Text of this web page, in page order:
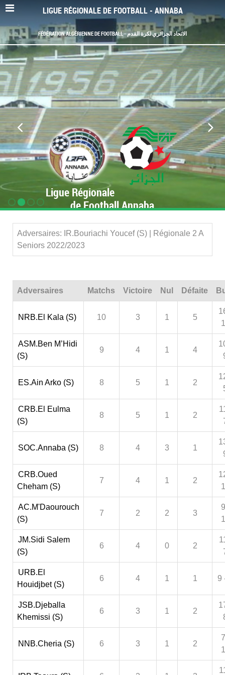
LIGUE RÉGIONALE DE FOOTBALL - ANNABA
FÉDÉRATION ALGÉRIENNE DE FOOTBALL - الاتحاد الجزائري لكرة القدم
Ligue Régionale
de Football Annaba
Adversaires: IR.Bouriachi Youcef (S) | Régionale 2 A
Seniors 2022/2023
Adversaires Matchs Victoire Nul Défaite
NRB.El Kala (S) 10 3 1 5
ASM.Ben M’Hidi
(S)
9 4 1 4
ES.Ain Arko (S) 8 5 1 2
CRB.El Eulma
(S)
8 5 1 2
SOC.Annaba (S) 8 4 3 1
CRB.Oued
Cheham (S)
7 4 1 2
AC.M'Daourouch
(S)
7 2 2 3
JM.Sidi Salem
(S)
6 4 0 2
URB.El
Houidjbet (S)
6 4 1 1 9
JSB.Djeballa
Khemissi (S)
6 3 1 2
NNB.Cheria (S) 6 3 1 2